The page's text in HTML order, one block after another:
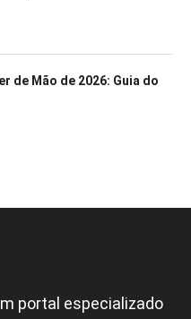
de Mão de 2026: Guia do
portal especializado